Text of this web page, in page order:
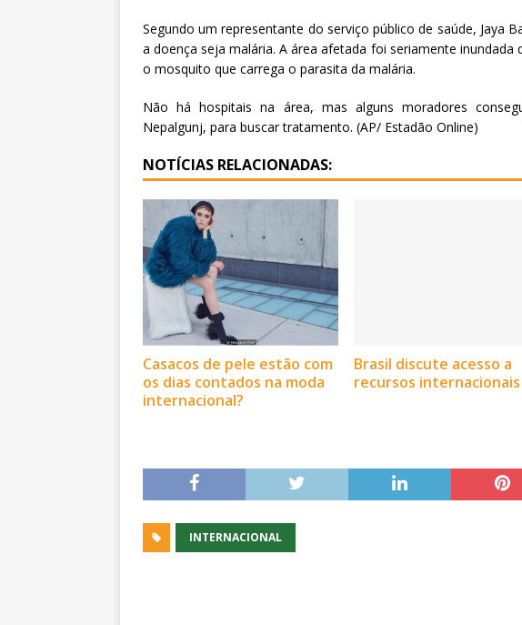
Segundo um representante do serviço público de saúde, Jaya
a doença seja malária. A área afetada foi seriamente
o mosquito que carrega o parasita da malária.
Não há hospitais na área, mas alguns moradores
Nepalgunj, para buscar tratamento. (AP/ Estadão Online)
NOTÍCIAS RELACIONADAS:
Casacos de pele estão com
os dias contados na moda
internacional?
Brasil discute acesso a
recursos internacionais
INTERNACIONAL